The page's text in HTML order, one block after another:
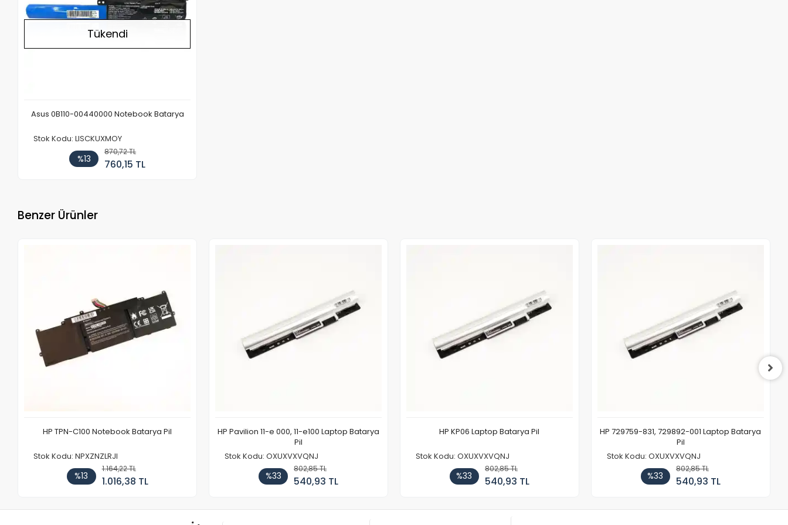
Tükendi
Asus 0B110-00440000 Notebook Batarya
Stok Kodu: LISCKUXMOY
%13
870,72 TL
760,15 TL
Benzer Ürünler
HP TPN-C100 Notebook Batarya Pil
Stok Kodu: NPXZNZLRJI
%13
1.164,22 TL
1.016,38 TL
HP Pavilion 11-e 000, 11-e100 Laptop Batarya
Pil
Stok Kodu: OXUXVXVQNJ
%33
802,85 TL
540,93 TL
HP KP06 Laptop Batarya Pil
Stok Kodu: OXUXVXVQNJ
%33
802,85 TL
540,93 TL
HP 729759-831, 729892-001 Laptop Batarya
Pil
Stok Kodu: OXUXVXVQNJ
%33
802,85 TL
540,93 TL